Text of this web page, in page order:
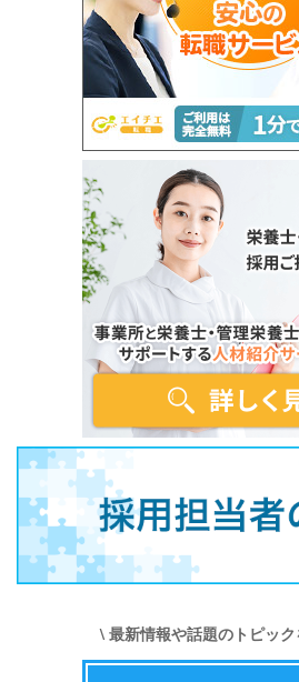
\ 最新情報や話題のトピッ